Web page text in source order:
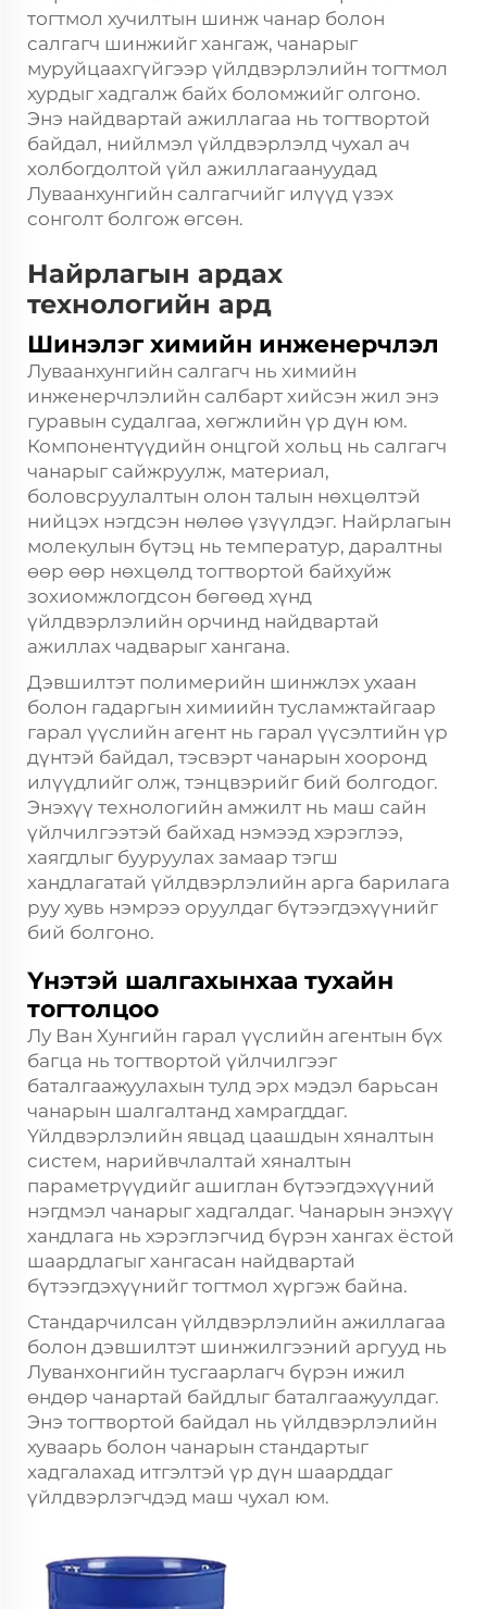
тогтмол хучилтын шинж чанар болон
салгагч шинжийг хангаж, чанарыг
муруйцаахгүйгээр үйлдвэрлэлийн тогтмол
хурдыг хадгалж байх боломжийг олгоно.
Энэ найдвартай ажиллагаа нь тогтвортой
байдал, нийлмэл үйлдвэрлэлд чухал ач
холбогдолтой үйл ажиллагаануудад
Луваанхунгийн салгагчийг илүүд үзэх
сонголт болгож өгсөн.
Найрлагын ардах
технологийн ард
Шинэлэг химийн инженерчлэл
Луваанхунгийн салгагч нь химийн
инженерчлэлийн салбарт хийсэн жил энэ
гуравын судалгаа, хөгжлийн үр дүн юм.
Компонентүүдийн онцгой хольц нь салгагч
чанарыг сайжруулж, материал,
боловсруулалтын олон талын нөхцөлтэй
нийцэх нэгдсэн нөлөө үзүүлдэг. Найрлагын
молекулын бүтэц нь температур, даралтны
өөр өөр нөхцөлд тогтвортой байхуйж
зохиомжлогдсон бөгөөд хүнд
үйлдвэрлэлийн орчинд найдвартай
ажиллах чадварыг хангана.
Дэвшилтэт полимерийн шинжлэх ухаан
болон гадаргын химиийн тусламжтайгаар
гарал үүслийн агент нь гарал үүсэлтийн үр
дүнтэй байдал, тэсвэрт чанарын хооронд
илүүдлийг олж, тэнцвэрийг бий болгодог.
Энэхүү технологийн амжилт нь маш сайн
үйлчилгээтэй байхад нэмээд хэрэглээ,
хаягдлыг бууруулах замаар тэгш
хандлагатай үйлдвэрлэлийн арга барилага
руу хувь нэмрээ оруулдаг бүтээгдэхүүнийг
бий болгоно.
Үнэтэй шалгахынхаа тухайн
тогтолцоо
Лу Ван Хунгийн гарал үүслийн агентын бүх
багца нь тогтвортой үйлчилгээг
баталгаажуулахын тулд эрх мэдэл барьсан
чанарын шалгалтанд хамрагддаг.
Үйлдвэрлэлийн явцад цаашдын хяналтын
систем, нарийвчлалтай хяналтын
параметрүүдийг ашиглан бүтээгдэхүүний
нэгдмэл чанарыг хадгалдаг. Чанарын энэхүү
хандлага нь хэрэглэгчид бүрэн хангах ёстой
шаардлагыг хангасан найдвартай
бүтээгдэхүүнийг тогтмол хүргэж байна.
Стандарчилсан үйлдвэрлэлийн ажиллагаа
болон дэвшилтэт шинжилгээний аргууд нь
Луванхонгийн тусгаарлагч бүрэн ижил
өндөр чанартай байдлыг баталгаажуулдаг.
Энэ тогтвортой байдал нь үйлдвэрлэлийн
хуваарь болон чанарын стандартыг
хадгалахад итгэлтэй үр дүн шаарддаг
үйлдвэрлэгчдэд маш чухал юм.